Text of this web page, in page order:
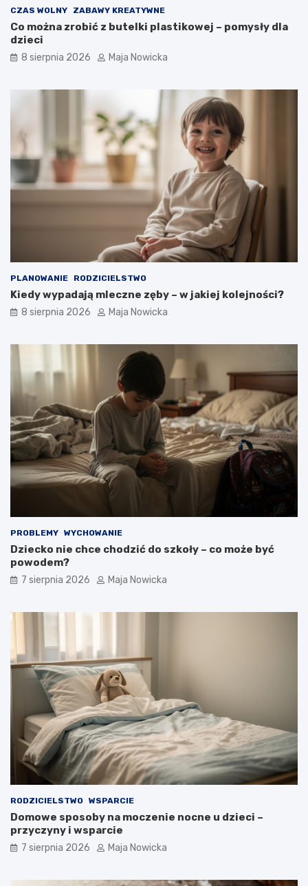
CZAS WOLNY ZABAWY KREATYWNE
Co można zrobić z butelki plastikowej – pomysły dla
dzieci
8 sierpnia 2026 Maja Nowicka
PLANOWANIE RODZICIELSTWO
Kiedy wypadają mleczne zęby – w jakiej kolejności?
8 sierpnia 2026 Maja Nowicka
PROBLEMY WYCHOWANIE
Dziecko nie chce chodzić do szkoły – co może być
powodem?
7 sierpnia 2026 Maja Nowicka
RODZICIELSTWO WSPARCIE
Domowe sposoby na moczenie nocne u dzieci –
przyczyny i wsparcie
7 sierpnia 2026 Maja Nowicka